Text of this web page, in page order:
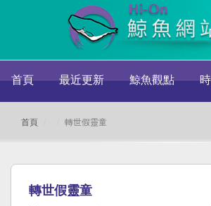
首頁 最近更新 鯨魚觀點
首頁 轉世假靈童
轉世假靈童